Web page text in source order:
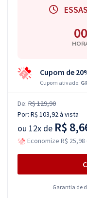
00
Cupom de
Cupom ativado:
De: R$ 129,90
Por: R$ 103,92à vista
ou 12x de R$
Economize R$ 25,98
Garantia de